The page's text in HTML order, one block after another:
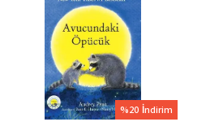
%20 İndirim